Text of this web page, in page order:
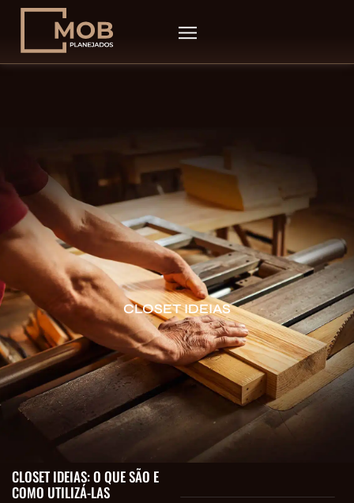
CLOSET IDEIAS
CLOSET IDEIAS: O QUE SÃO E
COMO UTILIZÁ-LAS